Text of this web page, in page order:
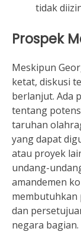
tidak
Prospek
Meskipun
ketat, diskusi
berlanjut. Ada
tentang
taruhan
yang dapat
atau proyek
undang-
amandemen
dan
negara bagian.